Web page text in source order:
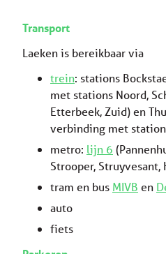
Transport
Laeken is bereikbaar via
trein: stations
met stations Noord,
Etterbeek, Zuid) en
verbinding met
metro: lijn 6
Strooper, Struyvesant,
tram en bus MIVB en
auto
fiets